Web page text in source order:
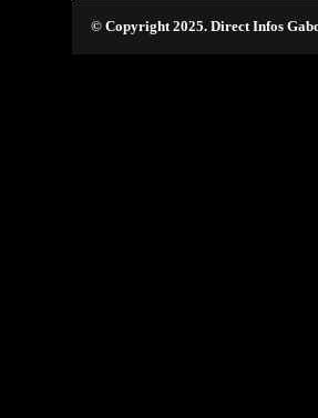
© Copyright 2025. Direct Infos